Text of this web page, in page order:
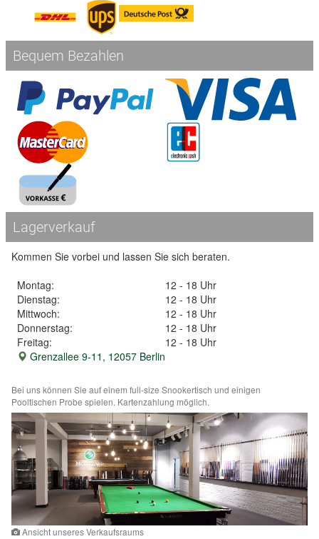
Bequem Bezahlen
Lagerverkauf
Kommen Sie vorbei und lassen Sie sich beraten.
Montag:
12 - 18 Uhr
Dienstag:
12 - 18 Uhr
Mittwoch:
12 - 18 Uhr
Donnerstag:
12 - 18 Uhr
Freitag:
12 - 18 Uhr
Grenzallee 9-11, 12057 Berlin
Bei uns können Sie auf einem full-size Snookertisch und einigen
Pooltischen Probe spielen. Kartenzahlung möglich.
Ansicht unseres Verkaufsraums